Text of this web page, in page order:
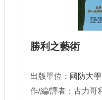
勝利之藝術
出版單位： 國防大學
作/編/譯者：古力哥